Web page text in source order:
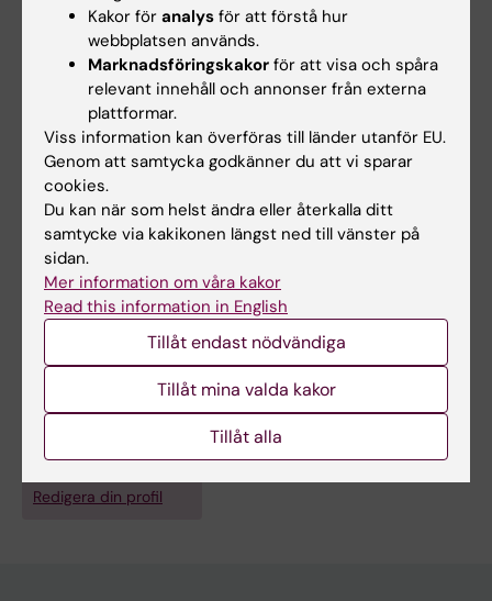
Studieresultaten baseras på 175 000
individers laboratoriedata (AMORIS-basen)
som under den senaste 20-årsperioden
länkats till medicinska risker dokumenterade i
olika nationella hälsoregister. Våra fynd talar
för att balansen mellan de skadliga apoB och
de skyddande apoA-I, den så kallade
apoB/apoA-I-kvoten, är den bästa enskilda
riskmarkören för hjärtinfarkt och stroke av alla
lipider. ApoB och apoA-I har redan börjat
användas på vissa kliniker runt om i landet.
Forskningsområden:
Redigera din profil
Kakor för analys för att förstå hur
webbplatsen används.
Marknadsföringskakor för att visa och spåra
relevant innehåll och annonser från externa
plattformar.
Viss information kan överföras till länder utanför EU.
Genom att samtycka godkänner du att vi sparar
cookies.
Du kan när som helst ändra eller återkalla ditt
samtycke via kakikonen längst ned till vänster på
sidan.
Mer information om våra kakor
Read this information in English
Tillåt endast nödvändiga
Tillåt mina valda kakor
Tillåt alla